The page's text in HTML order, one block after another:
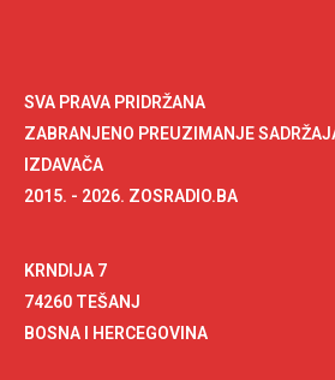
SVA PRAVA PRIDRŽANA
ZABRANJENO PREUZIMANJE
IZDAVAČA
2015. - 2026. ZOSRADIO.BA
KRNDIJA 7
74260 TEŠANJ
BOSNA I HERCEGOVINA